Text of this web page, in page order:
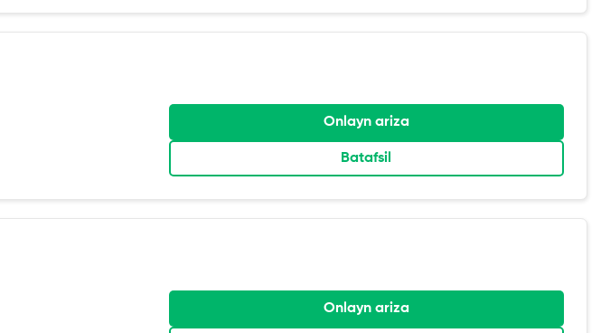
Onlayn ariza
Batafsil
Onlayn ariza